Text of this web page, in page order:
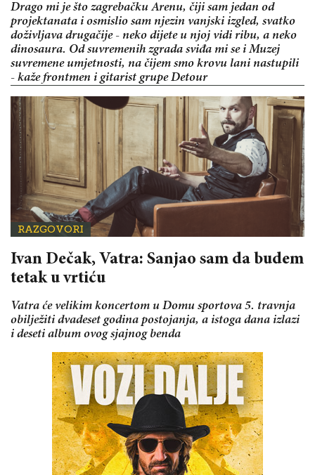
Drago mi je što zagrebačku Arenu, čiji sam jedan od
projektanata i osmislio sam njezin vanjski izgled, svatko
doživljava drugačije - neko dijete u njoj vidi ribu, a neko
dinosaura. Od suvremenih zgrada sviđa mi se i Muzej
suvremene umjetnosti, na čijem smo krovu lani nastupili
- kaže frontmen i gitarist grupe Detour
RAZGOVORI
Ivan Dečak, Vatra: Sanjao sam da budem
tetak u vrtiću
Vatra će velikim koncertom u Domu sportova 5. travnja
obilježiti dvadeset godina postojanja, a istoga dana izlazi
i deseti album ovog sjajnog benda